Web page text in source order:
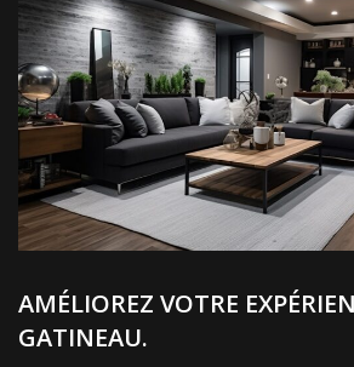
AMÉLIOREZ VOTRE
GATINEAU.